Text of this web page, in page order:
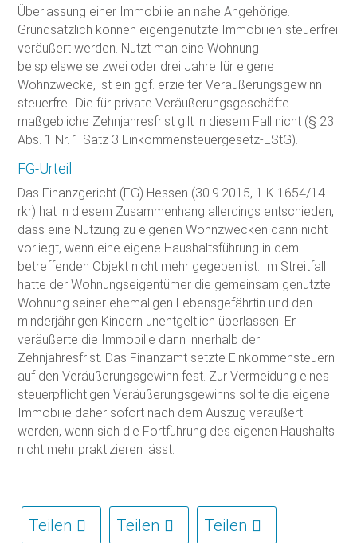
Überlassung einer Immobilie an nahe Angehörige.
Grundsätzlich können eigengenutzte Immobilien steuerfrei
veräußert werden. Nutzt man eine Wohnung
beispielsweise zwei oder drei Jahre für eigene
Wohnzwecke, ist ein ggf. erzielter Veräußerungsgewinn
steuerfrei. Die für private Veräußerungsgeschäfte
maßgebliche Zehnjahresfrist gilt in diesem Fall nicht (§ 23
Abs. 1 Nr. 1 Satz 3 Einkommensteuergesetz-EStG).
FG-Urteil
Das Finanzgericht (FG) Hessen (30.9.2015, 1 K 1654/14
rkr) hat in diesem Zusammenhang allerdings entschieden,
dass eine Nutzung zu eigenen Wohnzwecken dann nicht
vorliegt, wenn eine eigene Haushaltsführung in dem
betreffenden Objekt nicht mehr gegeben ist. Im Streitfall
hatte der Wohnungseigentümer die gemeinsam genutzte
Wohnung seiner ehemaligen Lebensgefährtin und den
minderjährigen Kindern unentgeltlich überlassen. Er
veräußerte die Immobilie dann innerhalb der
Zehnjahresfrist. Das Finanzamt setzte Einkommensteuern
auf den Veräußerungsgewinn fest. Zur Vermeidung eines
steuerpflichtigen Veräußerungsgewinns sollte die eigene
Immobilie daher sofort nach dem Auszug veräußert
werden, wenn sich die Fortführung des eigenen Haushalts
nicht mehr praktizieren lässt.
Teilen Teilen Teilen